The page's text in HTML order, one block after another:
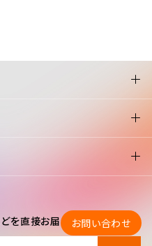
を直接お届けしますお問い合わせ